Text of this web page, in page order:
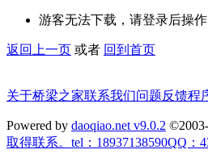
游客无法下载，请登录后操作
返回上一页 或者 回到首页
关于桥梁之家联系我们问题反馈程
Powered by daoqiao.net v9.0.2
取得联系。tel：18937138590QQ：